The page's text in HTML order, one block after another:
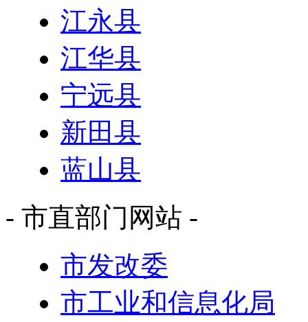
江永县
江华县
宁远县
新田县
蓝山县
- 市直部门网站 -
市发改委
市工业和信息化局